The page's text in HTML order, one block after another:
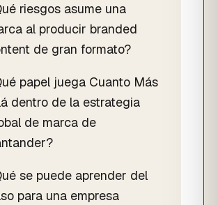
riesgos asume una
al producir branded
de gran formato?
papel juega Cuanto Más
dentro de la estrategia
de marca de
se puede aprender del
para una empresa